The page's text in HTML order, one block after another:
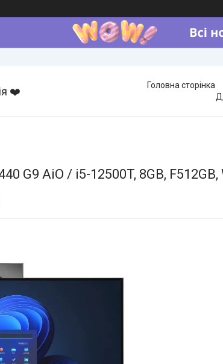
❤️ Головна сторінка
G9 AiO / i5-12500T, 8GB,